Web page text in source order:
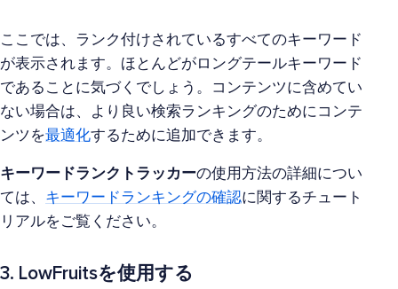
ここでは、ランク付けされているすべてのキーワード
が表示されます。ほとんどがロングテールキーワード
であることに気づくでしょう。コンテンツに含めてい
ない場合は、より良い検索ランキングのためにコンテ
ンツを最適化するために追加できます。
キーワードランクトラッカーの使用方法の詳細につい
ては、 キーワードランキングの確認に関するチュート
リアルをご覧ください。
3. LowFruitsを使用する